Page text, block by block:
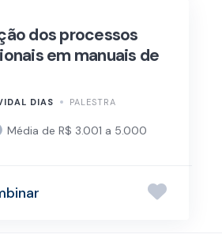
dos processos
em manuais de
DIAS PALESTRA
Média de R$ 3.001 a 5.000